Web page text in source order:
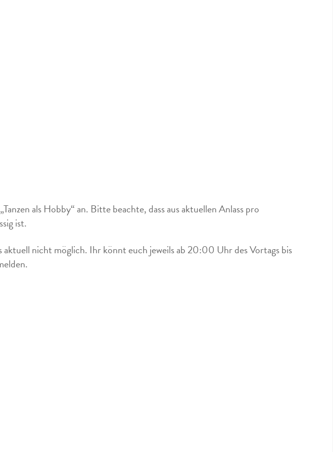
als Hobby“ an. Bitte beachte, dass aus aktuellen Anlass pro
ist.
aktuell nicht möglich. Ihr könnt euch jeweils ab 20:00 Uhr des Vortags bis